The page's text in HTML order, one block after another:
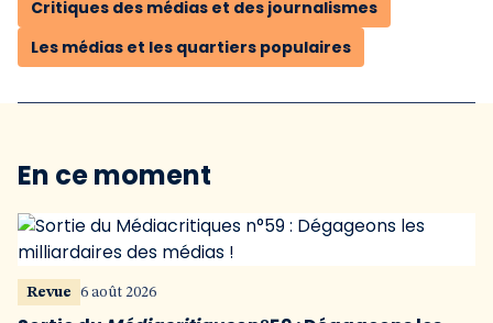
Critiques des médias et des journalismes
Les médias et les quartiers populaires
En ce moment
Revue 6 août 2026